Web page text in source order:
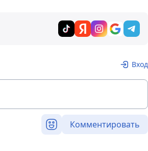
Вход
Комментировать